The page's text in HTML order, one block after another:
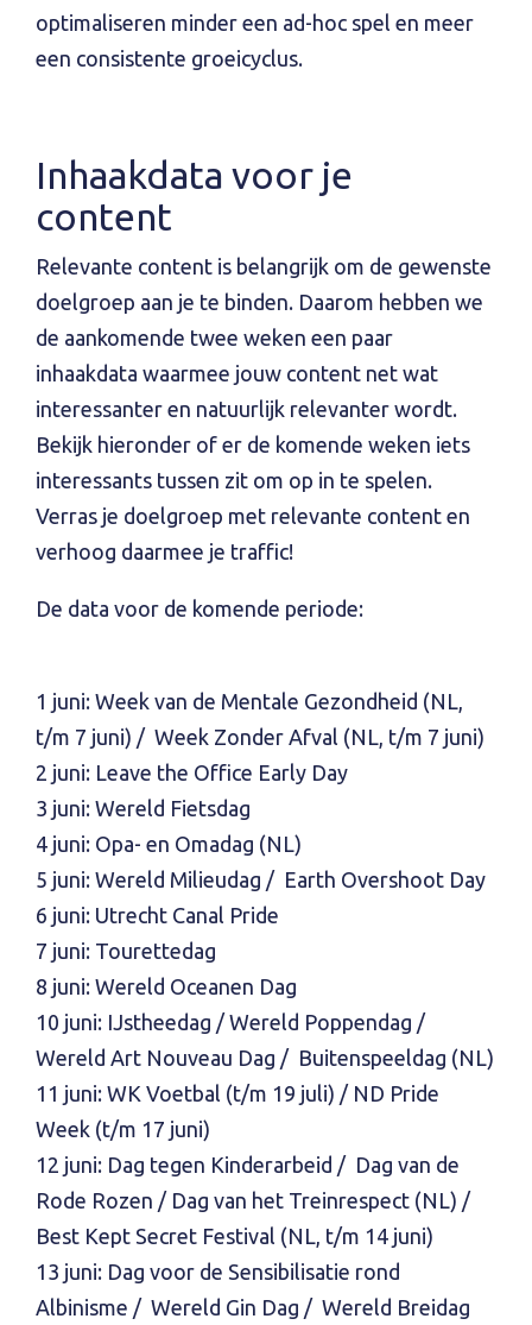
optimaliseren minder een ad-hoc spel en meer
een consistente groeicyclus.
Inhaakdata voor je
content
Relevante content is belangrijk om de gewenste
doelgroep aan je te binden. Daarom hebben we
de aankomende twee weken een paar
inhaakdata waarmee jouw content net wat
interessanter en natuurlijk relevanter wordt.
Bekijk hieronder of er de komende weken iets
interessants tussen zit om op in te spelen.
Verras je doelgroep met relevante content en
verhoog daarmee je traffic!
De data voor de komende periode:
1 juni: Week van de Mentale Gezondheid (NL,
t/m 7 juni) / Week Zonder Afval (NL, t/m 7 juni)
2 juni: Leave the Office Early Day
3 juni: Wereld Fietsdag
4 juni: Opa- en Omadag (NL)
5 juni: Wereld Milieudag / Earth Overshoot Day
6 juni: Utrecht Canal Pride
7 juni: Tourettedag
8 juni: Wereld Oceanen Dag
10 juni: IJstheedag / Wereld Poppendag /
Wereld Art Nouveau Dag / Buitenspeeldag (NL)
11 juni: WK Voetbal (t/m 19 juli) / ND Pride
Week (t/m 17 juni)
12 juni: Dag tegen Kinderarbeid / Dag van de
Rode Rozen / Dag van het Treinrespect (NL) /
Best Kept Secret Festival (NL, t/m 14 juni)
13 juni: Dag voor de Sensibilisatie rond
Albinisme / Wereld Gin Dag / Wereld Breidag